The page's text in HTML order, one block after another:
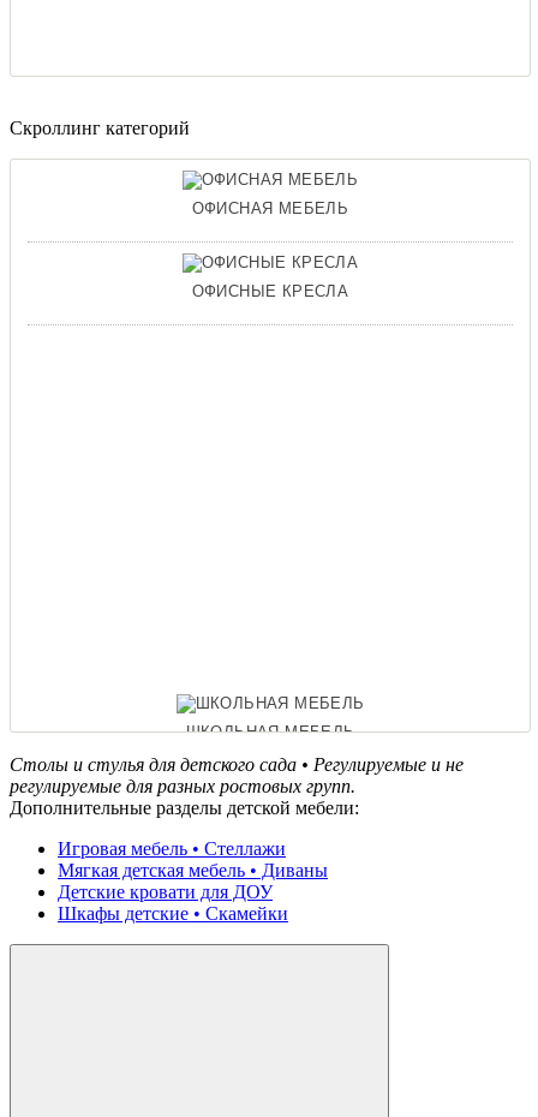
Скроллинг категорий
ОФИСНАЯ МЕБЕЛЬ
ОФИСНЫЕ КРЕСЛА
ШКОЛЬНАЯ МЕБЕЛЬ
ОФИСНЫЕ ДИВАНЫ
Столы и стулья для детского сада • Регулируемые и не
регулируемые для разных ростовых групп.
Дополнительные разделы детской мебели:
Игровая мебель • Стеллажи
Мягкая детская мебель • Диваны
Детские кровати для ДОУ
Шкафы детские • Скамейки